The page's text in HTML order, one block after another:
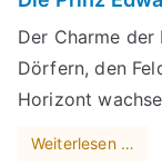
Der Charme
Dörfern, den
Horizont
Weiterlesen …